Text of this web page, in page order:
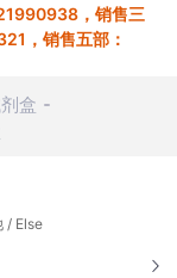
，销售三
，销售五部：
盒
/ Else